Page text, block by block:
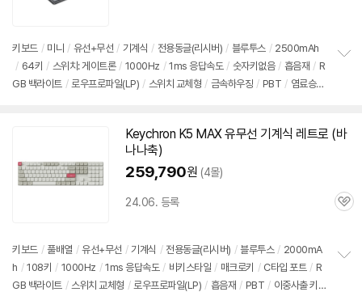
키보드 / 미니 / 유선+무선 / 기계식 / 전용동글(리시버) / 블루투스 / 2500mAh
/ 64키 / 스위치: 게이트론 / 1000Hz / 1ms 응답속도 / 숫자키없음 / 흡음재 / R
GB 백라이트 / 로우프로파일(LP) / 스위치 교체형 / 금속하우징 / PBT / 염료승화
기
Keychron K5 MAX 유무선 기계식 레트로 (바
나나축)
259,790원 (4몰)
24.06. 등록
관
키보드 / 풀배열 / 유선+무선 / 기계식 / 전용동글(리시버) / 블루투스 / 2000mA
h / 108키 / 1000Hz / 1ms 응답속도 / 비키스타일 / 매크로키 / C타입 포트 / R
GB 백라이트 / 스위치 교체형 / 로우프로파일(LP) / 흡음재 / PBT / 이중사출 키